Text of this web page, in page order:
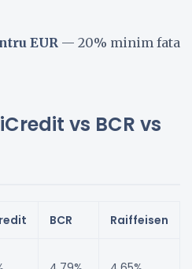
EUR — 20% minim fata
vs BCR vs
BCR Raiffeisen